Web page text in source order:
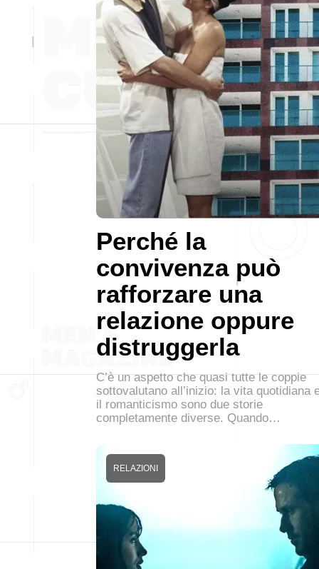
Perché la
convivenza può
rafforzare una
relazione oppure
distruggerla
C’è un aspetto che quasi tutte le coppie
sottovalutano all’inizio: la vita quotidiana
il romanticismo sono due storie
completamente diverse. Quando…
RELAZIONI